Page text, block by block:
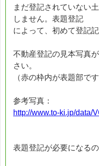
まだ登記されていない
しません。表題登記
によって、初めて登記
不動産登記の見本写真
さい。
（赤の枠内が表題部です
参考写真：
http://www.to-ki.jp/data/
表題登記が必要になる